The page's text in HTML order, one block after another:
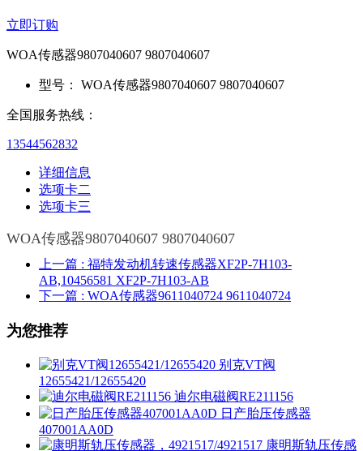
立即订购
WOA传感器9807040607 9807040607
型号： WOA传感器9807040607 9807040607
全国服务热线：
13544562832
详细信息
选项卡二
选项卡三
WOA传感器9807040607 9807040607
上一篇 : 福特发动机转速传感器XF2P-7H103-
AB,10456581 XF2P-7H103-AB
下一篇 : WOA传感器9611040724 9611040724
为您推荐
别克VT阀
12655421/12655420
迪尔电磁阀RE211156
日产胎压传感器
407001AA0D
康明斯轨压传感